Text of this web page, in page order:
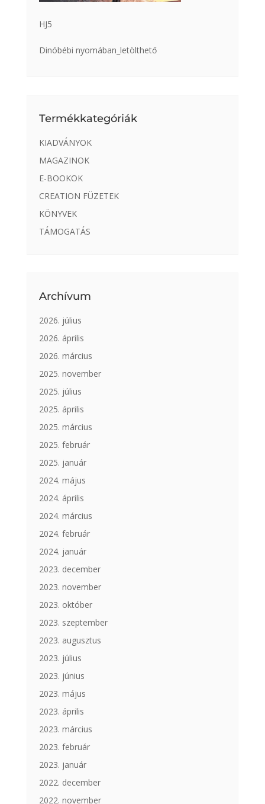
HJ5
Dinóbébi nyomában_letölthető
Termékkategóriák
KIADVÁNYOK
MAGAZINOK
E-BOOKOK
CREATION FÜZETEK
KÖNYVEK
TÁMOGATÁS
Archívum
2026. július
2026. április
2026. március
2025. november
2025. július
2025. április
2025. március
2025. február
2025. január
2024. május
2024. április
2024. március
2024. február
2024. január
2023. december
2023. november
2023. október
2023. szeptember
2023. augusztus
2023. július
2023. június
2023. május
2023. április
2023. március
2023. február
2023. január
2022. december
2022. november